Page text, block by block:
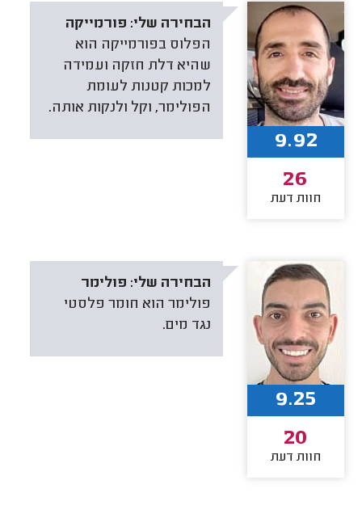
הבחירה שלי: פורמייקה
הפלוס בפורמייקה הוא
שהיא דלת חזקה ועמידה
למכות קטנות לעומת
הפולימר, וקל ולנקות אותה.
9.92
26
חוות דעת
הבחירה שלי: פולימר
פולימר הוא חומר פלסטי
נגד מים.
9.25
20
חוות דעת